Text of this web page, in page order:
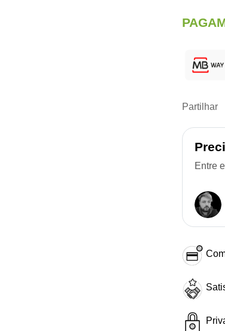
Partilhar
Entre